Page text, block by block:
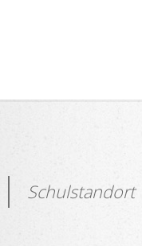
Schulstandort